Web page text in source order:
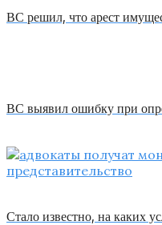
ВС решил, что арест
ВС выявил ошибку при
Стало известно, на каких